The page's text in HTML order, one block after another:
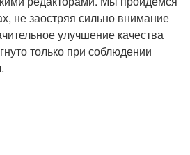
не заостряя сильно внимание
улучшение качества
только при соблюдении